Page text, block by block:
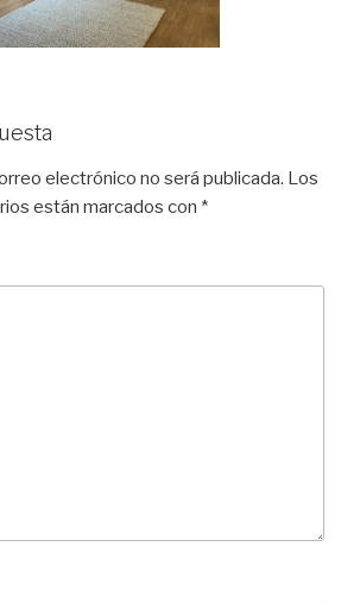
electrónico no será publicada. Los
están marcados con *